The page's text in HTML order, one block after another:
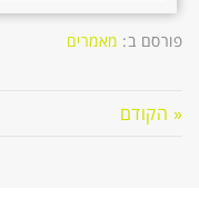
פורסם ב: מאמרים
« הקודם